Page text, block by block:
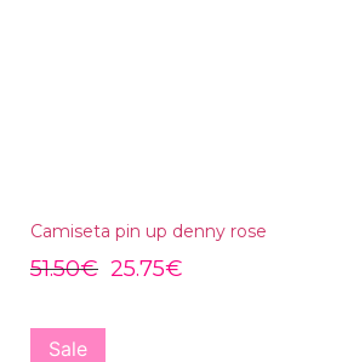
Camiseta pin up denny rose
51.50€ 25.75€
Sale